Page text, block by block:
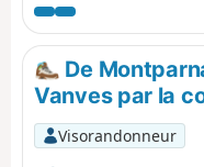
Mont et dont on peut
Luxembourg ainsi
autres témoignages,
l'ancienne enceinte de
Arènes de Lutèce.
De
Vanves par la
Visorandonneur